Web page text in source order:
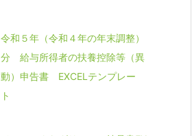
令和５年（令和４年の年末調整）
分 給与所得者の扶養控除等（異
動）申告書 EXCELテンプレー
ト